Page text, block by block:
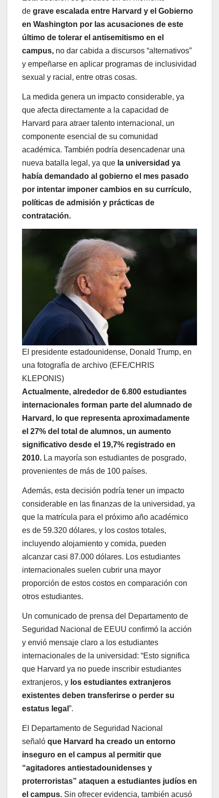
de grave escalada entre Harvard y el Gobierno
en Washington por las acusaciones de este
último de tolerar el antisemitismo en el
campus, no dar cabida a discursos “alternativos”
y empeñarse en aplicar programas de inclusividad
sexual y racial, entre otras cosas.
La medida genera un impacto considerable, ya
que afecta directamente a la capacidad de
Harvard para atraer talento internacional, un
componente esencial de su comunidad
académica. También podría desencadenar una
nueva batalla legal, ya que la universidad ya
había demandado al gobierno el mes pasado
por intentar imponer cambios en su currículo,
políticas de admisión y prácticas de
contratación.
El presidente estadounidense, Donald Trump, en
una fotografía de archivo (EFE/CHRIS
KLEPONIS)
Actualmente, alrededor de 6.800 estudiantes
internacionales forman parte del alumnado de
Harvard, lo que representa aproximadamente
el 27% del total de alumnos, un aumento
significativo desde el 19,7% registrado en
2010. La mayoría son estudiantes de posgrado,
provenientes de más de 100 países.
Además, esta decisión podría tener un impacto
considerable en las finanzas de la universidad, ya
que la matrícula para el próximo año académico
es de 59.320 dólares, y los costos totales,
incluyendo alojamiento y comida, pueden
alcanzar casi 87.000 dólares. Los estudiantes
internacionales suelen cubrir una mayor
proporción de estos costos en comparación con
otros estudiantes.
Un comunicado de prensa del Departamento de
Seguridad Nacional de EEUU confirmó la acción
y envió mensaje claro a los estudiantes
internacionales de la universidad: “Esto significa
que Harvard ya no puede inscribir estudiantes
extranjeros, y los estudiantes extranjeros
existentes deben transferirse o perder su
estatus legal ”.
El Departamento de Seguridad Nacional
señaló que Harvard ha creado un entorno
inseguro en el campus al permitir que
“agitadores antiestadounidenses y
proterroristas” ataquen a estudiantes judíos en
el campus. Sin ofrecer evidencia, también acusó